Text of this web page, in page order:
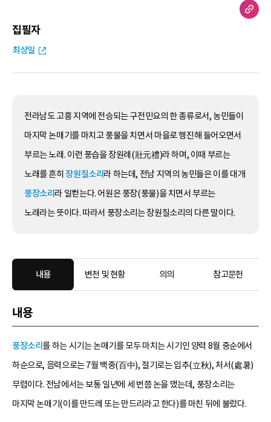
집필자
최상일
전라남도 고흥 지역에 전승되는 구전민요의 한 종류로서, 농민들이
마지막 논매기를 마치고 풍물을 치면서 마을로 행진해 들어오면서
부르는 노래. 이런 풍습을 장원례(壯元禮)라 하며, 이때 부르는
노래를 흔히장원질소리 라 하는데, 전남 지역의 농민들은 이를 대개
풍장소리 라 일컫는다. 어원은 풍장(풍물)을 치면서 부르는
노래라는 뜻이다. 따라서 풍장소리는 장원질소리의 다른 말이다.
내용 변천 및 현황 의의 참고문헌
내용
풍장소리 를 하는 시기는 논매기를 모두 마치는 시기인 양력 8월 중순에서
하순으로, 음력으로는 7월 백중(百中), 절기로는 입추(立秋), 처서(處暑)
무렵이다. 전남에서는 보통 일년에 세 번쯤 논을 맸는데, 풍장소리는
마지막 논매기(이를 만드레 또는 만드리라고 한다)를 마친 뒤에 불렀다.